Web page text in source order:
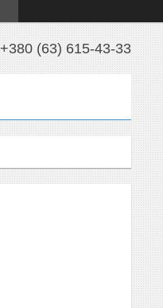
+380 (63) 615-43-33